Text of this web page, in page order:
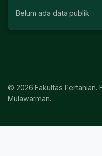
Belum ada data publik.
© 2026 Fakultas Pertanian.
Mulawarman.